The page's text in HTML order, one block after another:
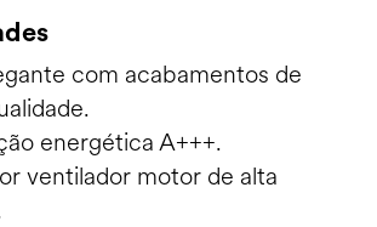
com acabamentos de
energética A+++.
ventilador motor de alta